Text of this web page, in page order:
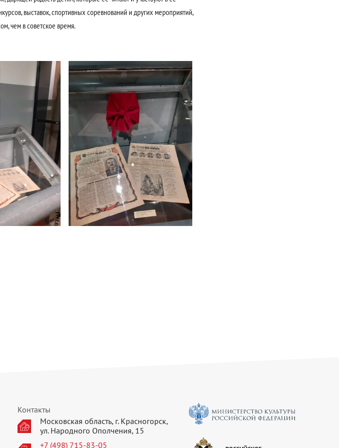
выставок, спортивных соревнований и других мероприятий,
чем в советское время.
Контакты
Московская область, г. Красногорск,
ул. Народного Ополчения, 15
+7 (498) 715-83-05